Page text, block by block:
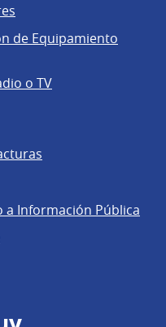
de Equipamiento
o TV
a Información Pública